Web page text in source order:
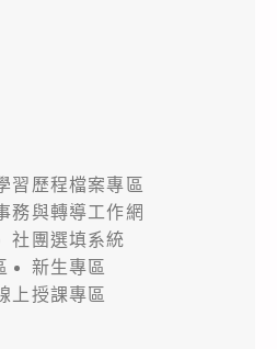
習歷程檔案專區
務與轉導工作網
社團選填系統
新生專區
上授課專區